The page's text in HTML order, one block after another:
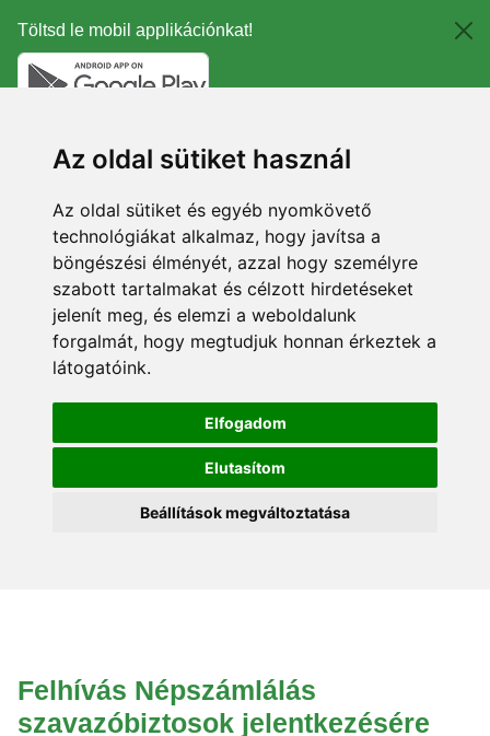
Töltsd le mobil applikációnkat!
Az oldal sütiket használ
Az oldal sütiket és egyéb nyomkövető
technológiákat alkalmaz, hogy javítsa a
böngészési élményét, azzal hogy személyre
szabott tartalmakat és célzott hirdetéseket
jelenít meg, és elemzi a weboldalunk
forgalmát, hogy megtudjuk honnan érkeztek a
látogatóink.
Elfogadom
Elutasítom
Beállítások megváltoztatása
Felhívás Népszámlálás
szavazóbiztosok jelentkezésére